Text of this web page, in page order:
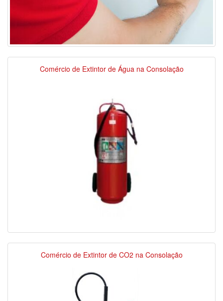
Comércio de Extintor de Água na Consolação
Comércio de Extintor de CO2 na Consolação